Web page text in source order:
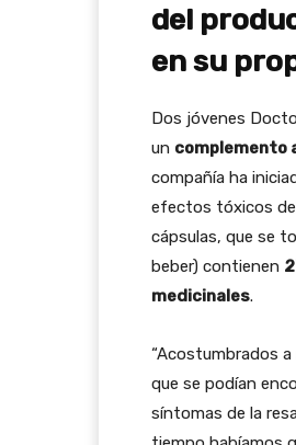
del
en su
Dos jóvenes
un complemento
compañía ha
efectos tóxicos
cápsulas, que se
beber) contienen
medicinales.
“Acostumbrados
que se podían
síntomas de la